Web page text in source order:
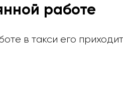
работе
в такси его